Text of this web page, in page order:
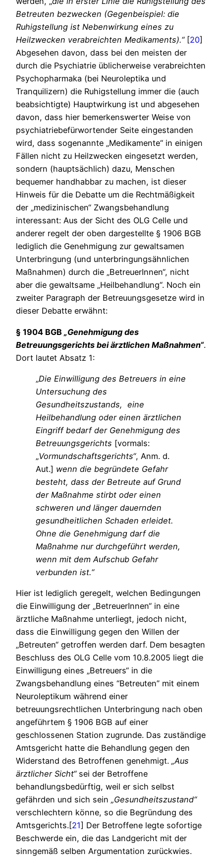
Betreuten bezwecken (Gegenbeispiel: die
Ruhigstellung ist Nebenwirkung eines zu
Heilzwecken verabreichten Medikaments).“[20]
Abgesehen davon, dass bei den meisten der
durch die Psychiatrie üblicherweise verabreichten
Psychopharmaka (bei Neuroleptika und
Tranquilizern) die Ruhigstellung immer die (auch
beabsichtigte) Hauptwirkung ist und abgesehen
davon, dass hier bemerkenswerter Weise von
psychiatriebefürwortender Seite eingestanden
wird, dass sogenannte „Medikamente“ in einigen
Fällen nicht zu Heilzwecken eingesetzt werden,
sondern (hauptsächlich) dazu, Menschen
bequemer handhabbar zu machen, ist dieser
Hinweis für die Debatte um die Rechtmäßigkeit
der „medizinischen“ Zwangsbehandlung
interessant: Aus der Sicht des OLG Celle und
anderer regelt der oben dargestellte § 1906 BGB
lediglich die Genehmigung zur gewaltsamen
Unterbringung (und unterbringungsähnlichen
Maßnahmen) durch die „BetreuerInnen“, nicht
aber die gewaltsame „Heilbehandlung“. Noch ein
zweiter Paragraph der Betreuungsgesetze wird in
dieser Debatte erwähnt:
§ 1904 BGB „Genehmigung des
Betreuungsgerichts bei ärztlichen Maßnahmen“.
Dort lautet Absatz 1:
„Die Einwilligung des Betreuers in eine
Untersuchung des
Gesundheitszustands, eine
Heilbehandlung oder einen ärztlichen
Eingriff bedarf der Genehmigung des
Betreuungsgerichts [vormals:
„Vormundschaftsgerichts“, Anm. d.
Aut.] wenn die begründete Gefahr
besteht, dass der Betreute auf Grund
der Maßnahme stirbt oder einen
schweren und länger dauernden
gesundheitlichen Schaden erleidet.
Ohne die Genehmigung darf die
Maßnahme nur durchgeführt werden,
wenn mit dem Aufschub Gefahr
verbunden ist.“
Hier ist lediglich geregelt, welchen Bedingungen
die Einwilligung der „BetreuerInnen“ in eine
ärztliche Maßnahme unterliegt, jedoch nicht,
dass die Einwilligung gegen den Willen der
„Betreuten“ getroffen werden darf. Dem besagten
Beschluss des OLG Celle vom 10.8.2005 liegt die
Einwilligung eines „Betreuers“ in die
Zwangsbehandlung eines “Betreuten” mit einem
Neuroleptikum während einer
betreuungsrechtlichen Unterbringung nach oben
angeführtem § 1906 BGB auf einer
geschlossenen Station zugrunde. Das zuständige
Amtsgericht hatte die Behandlung gegen den
Widerstand des Betroffenen genehmigt. „Aus
ärztlicher Sicht“sei der Betroffene
behandlungsbedürftig, weil er sich selbst
gefährden und sich sein „Gesundheitszustand“
verschlechtern könne, so die Begründung des
Amtsgerichts.[21] Der Betroffene legte sofortige
Beschwerde ein, die das Landgericht mit der
sinngemäß selben Argumentation zurückwies.